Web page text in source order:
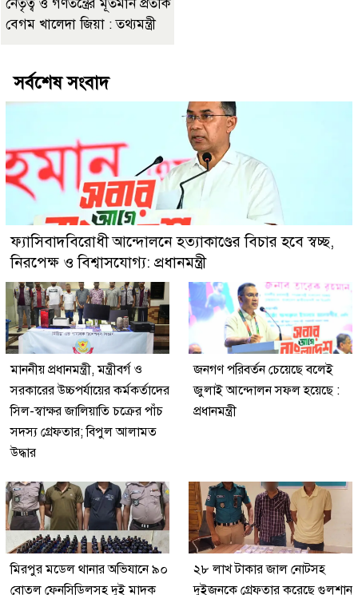
নেতৃত্ব ও গণতন্ত্রের মূর্তমান প্রতীক
বেগম খালেদা জিয়া : তথ্যমন্ত্রী
সর্বশেষ সংবাদ
ফ্যাসিবাদবিরোধী আন্দোলনে হত্যাকাণ্ডের বিচার হবে স্বচ্ছ,
নিরপেক্ষ ও বিশ্বাসযোগ্য: প্রধানমন্ত্রী
মাননীয় প্রধানমন্ত্রী, মন্ত্রীবর্গ ও
সরকারের উচ্চপর্যায়ের কর্মকর্তাদের
সিল-স্বাক্ষর জালিয়াতি চক্রের পাঁচ
সদস্য গ্রেফতার; বিপুল আলামত
উদ্ধার
জনগণ পরিবর্তন চেয়েছে বলেই
জুলাই আন্দোলন সফল হয়েছে :
প্রধানমন্ত্রী
মিরপুর মডেল থানার অভিযানে ৯০
বোতল ফেনসিডিলসহ দুই মাদক
২৮ লাখ টাকার জাল নোটসহ
দুইজনকে গ্রেফতার করেছে গুলশান